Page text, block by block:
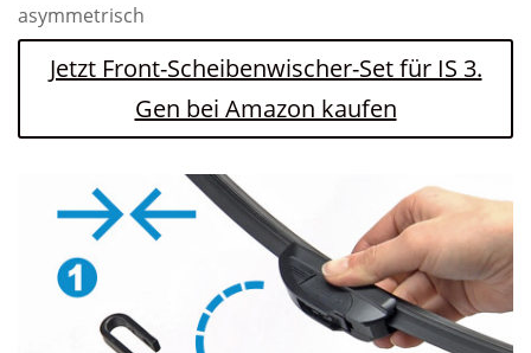
asymmetrisch
Jetzt Front-Scheibenwischer-Set für IS 3.
Gen bei Amazon kaufen